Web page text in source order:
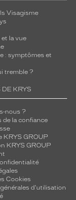
Visagisme
la vue
: symptômes et
tremble ?
DE KRYS
nous ?
de la confiance
KRYS GROUP
KRYS GROUP
Cookies
d'utilisation